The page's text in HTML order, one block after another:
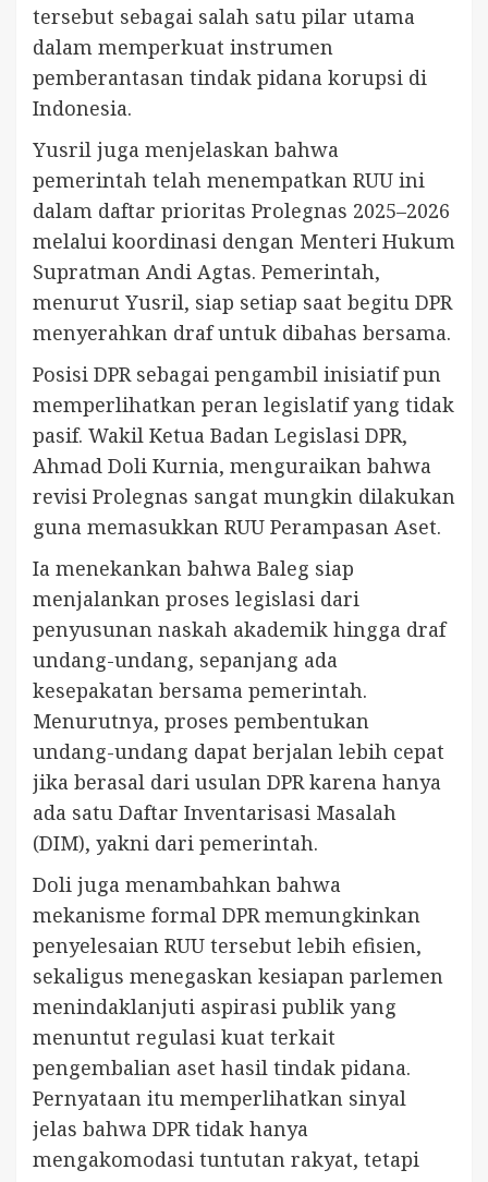
tersebut sebagai salah satu pilar utama
dalam memperkuat instrumen
pemberantasan tindak pidana korupsi di
Indonesia.
Yusril juga menjelaskan bahwa
pemerintah telah menempatkan RUU ini
dalam daftar prioritas Prolegnas 2025–2026
melalui koordinasi dengan Menteri Hukum
Supratman Andi Agtas. Pemerintah,
menurut Yusril, siap setiap saat begitu DPR
menyerahkan draf untuk dibahas bersama.
Posisi DPR sebagai pengambil inisiatif pun
memperlihatkan peran legislatif yang tidak
pasif. Wakil Ketua Badan Legislasi DPR,
Ahmad Doli Kurnia, menguraikan bahwa
revisi Prolegnas sangat mungkin dilakukan
guna memasukkan RUU Perampasan Aset.
Ia menekankan bahwa Baleg siap
menjalankan proses legislasi dari
penyusunan naskah akademik hingga draf
undang-undang, sepanjang ada
kesepakatan bersama pemerintah.
Menurutnya, proses pembentukan
undang-undang dapat berjalan lebih cepat
jika berasal dari usulan DPR karena hanya
ada satu Daftar Inventarisasi Masalah
(DIM), yakni dari pemerintah.
Doli juga menambahkan bahwa
mekanisme formal DPR memungkinkan
penyelesaian RUU tersebut lebih efisien,
sekaligus menegaskan kesiapan parlemen
menindaklanjuti aspirasi publik yang
menuntut regulasi kuat terkait
pengembalian aset hasil tindak pidana.
Pernyataan itu memperlihatkan sinyal
jelas bahwa DPR tidak hanya
mengakomodasi tuntutan rakyat, tetapi